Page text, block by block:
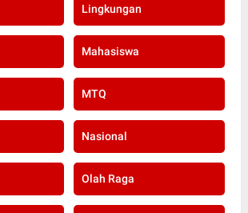
Lingkungan
Mahasiswa
MTQ
Nasional
Olah Raga